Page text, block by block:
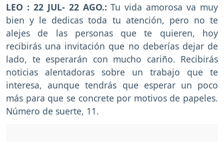
LEO : 22 JUL- 22 AGO.:Tu vida amorosa va muy
bien y le dedicas toda tu atención, pero no te
alejes de las personas que te quieren, hoy
recibirás una invitación que no deberías dejar de
lado, te esperarán con mucho cariño. Recibirás
noticias alentadoras sobre un trabajo que te
interesa, aunque tendrás que esperar un poco
más para que se concrete por motivos de papeles.
Número de suerte, 11.